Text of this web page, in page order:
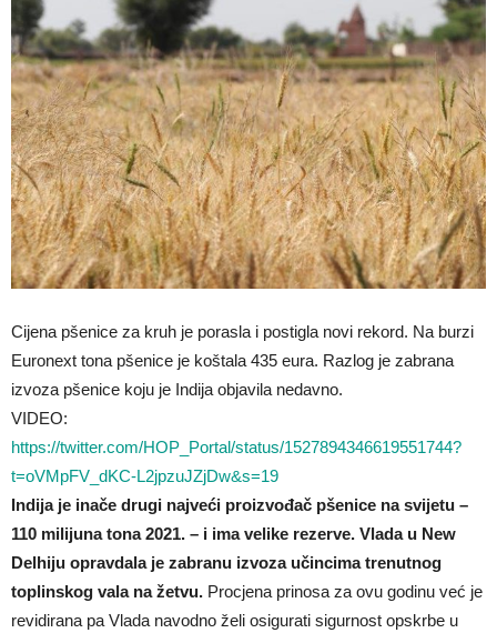
Cijena pšenice za kruh je porasla i postigla novi rekord. Na burzi
Euronext tona pšenice je koštala 435 eura. Razlog je zabrana
izvoza pšenice koju je Indija objavila nedavno.
VIDEO:
https://twitter.com/HOP_Portal/status/1527894346619551744?
t=oVMpFV_dKC-L2jpzuJZjDw&s=19
Indija je inače drugi najveći proizvođač pšenice na svijetu –
110 milijuna tona 2021. – i ima velike rezerve. Vlada u New
Delhiju opravdala je zabranu izvoza učincima trenutnog
toplinskog vala na žetvu. Procjena prinosa za ovu godinu već je
revidirana pa Vlada navodno želi osigurati sigurnost opskrbe u